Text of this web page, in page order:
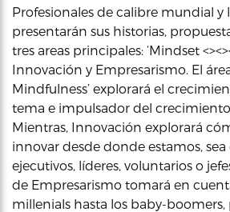
Profesionales de calibre mundial y
presentarán sus historias,
tres areas principales: ‘Mindset
Innovación y Empresarismo. El
Mindfulness’ explorará el
tema e impulsador del
Mientras, Innovación explorará
innovar desde donde estamos,
ejecutivos, líderes, voluntarios o
de Empresarismo tomará en
millenials hasta los baby-boomers,